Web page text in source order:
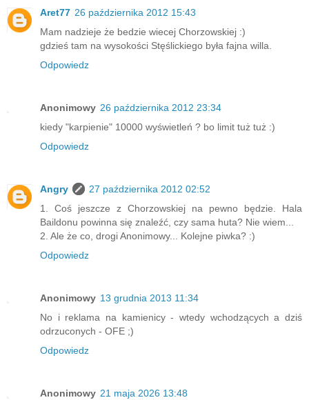
Aret77 26 października 2012 15:43
Mam nadzieje że bedzie wiecej Chorzowskiej :)
gdzieś tam na wysokości Stęślickiego była fajna willa.
Odpowiedz
Anonimowy 26 października 2012 23:34
kiedy "karpienie" 10000 wyświetleń ? bo limit tuż tuż :)
Odpowiedz
Angry
27 października 2012 02:52
1. Coś jeszcze z Chorzowskiej na pewno będzie. Hala
Baildonu powinna się znaleźć, czy sama huta? Nie wiem...
2. Ale że co, drogi Anonimowy... Kolejne piwka? :)
Odpowiedz
Anonimowy 13 grudnia 2013 11:34
No i reklama na kamienicy - wtedy wchodzących a dziś
odrzuconych - OFE ;)
Odpowiedz
Anonimowy 21 maja 2026 13:48